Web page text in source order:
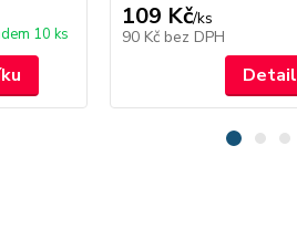
10 ks
109 Kč/ks
90 Kč bez DPH
Detail